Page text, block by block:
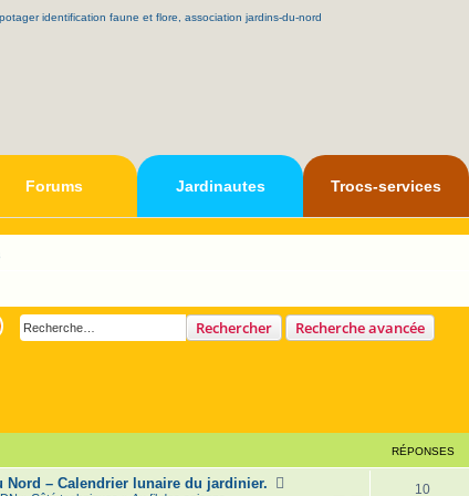
Forums Jardinautes Trocs-services
Rechercher Recherche avancée
RÉPONSES
Nord – Calendrier lunaire du jardinier. 10R